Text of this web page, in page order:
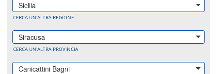
Sicilia
CERCA UN'ALTRA REGIONE
Siracusa
CERCA UN'ALTRA PROVINCIA
Canicattini Bagni